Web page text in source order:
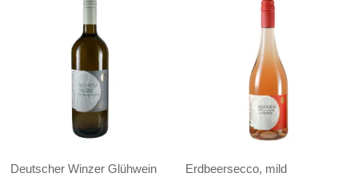
Deutscher Winzer Glühwein
Erdbeersecco, mild